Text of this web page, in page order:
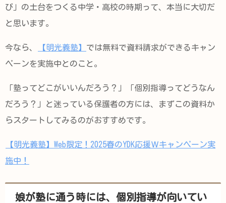
び」の土台をつくる中学・高校の時期って、本当に大切だ
と思います。
今なら、 【明光義塾】 では無料で資料請求ができるキャン
ペーンを実施中とのこと。
「塾ってどこがいいんだろう？」「個別指導ってどうなん
だろう？」と迷っている保護者の方には、まずこの資料か
らスタートしてみるのがおすすめです。
【明光義塾】Web限定！2025春のYDK応援Ｗキャンペーン実
施中！
娘が塾に通う時には、個別指導が向いてい